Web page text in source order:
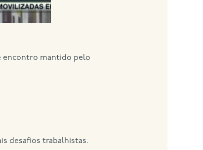
encontro mantido pelo
desafios trabalhistas.